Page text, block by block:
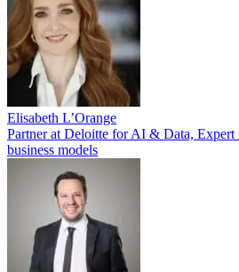
Elisabeth L’Orange
Partner at Deloitte for AI & Data,
business models